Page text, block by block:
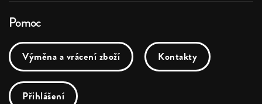
Pomoc
Výměna a vrácení zboží Kontakty
Přihlášení